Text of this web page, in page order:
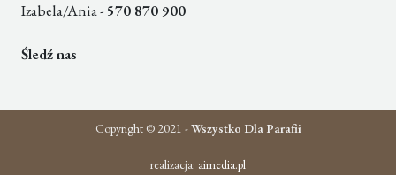
Izabela/Ania - 570 870 900
Śledź nas
Copyright © 2021 -Wszystko Dla Parafii
realizacja: aimedia.pl